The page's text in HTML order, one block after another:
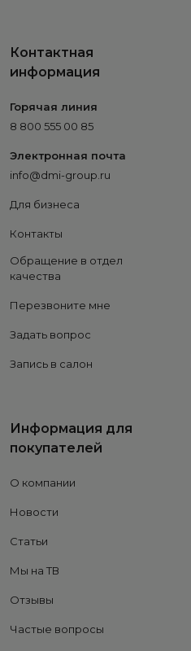
Контактная
информация
Горячая линия
8 800 555 00 85
Электронная почта
info@dmi-group.ru
Для бизнеса
Контакты
Обращение в отдел
качества
Перезвоните мне
Задать вопрос
Запись в салон
Информация для
покупателей
О компании
Новости
Статьи
Мы на ТВ
Отзывы
Частые вопросы